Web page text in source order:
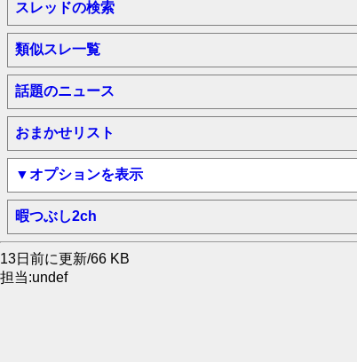
スレッドの検索
類似スレ一覧
話題のニュース
おまかせリスト
▼オプションを表示
暇つぶし2ch
13日前に更新/66 KB
担当:undef